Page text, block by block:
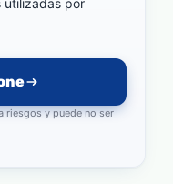
riesgos y puede no ser